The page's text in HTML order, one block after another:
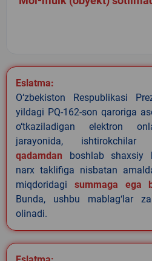
Eslatma:
O‘zbekiston Respublikasi
yildagi PQ-162-son qaroriga
o‘tkaziladigan elektron
jarayonida,
qadamdan boshlab shaxsiy
narx taklifiga nisbatan
miqdoridagi summaga ega
Bunda, ushbu mablag‘lar
olinadi.